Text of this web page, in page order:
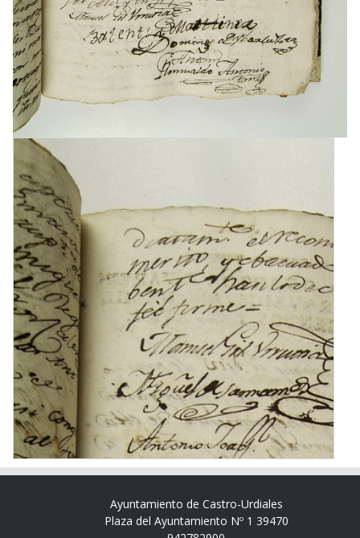
Ayuntamiento de Castro-Urdiales
Plaza del Ayuntamiento Nº 1 39470